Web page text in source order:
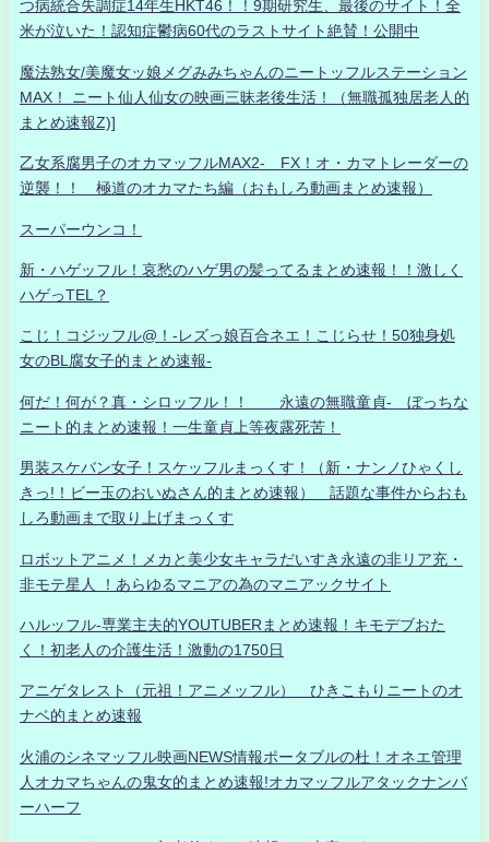
つ病統合失調症14年生HKT46！！9期研究生、最後のサイト！全
米が泣いた！認知症鬱病60代のラストサイト絶賛！公開中
魔法熟女/美魔女ッ娘メグみみちゃんのニートッフルステーション
MAX！ ニート仙人仙女の映画三昧老後生活！（無職孤独居老人的
まとめ速報Z)]
乙女系腐男子のオカマッフルMAX2- FX！オ・カマトレーダーの
逆襲！！ 極道のオカマたち編（おもしろ動画まとめ速報）
スーパーウンコ！
新・ハゲッフル！哀愁のハゲ男の髪ってるまとめ速報！！激しく
ハゲっTEL？
こじ！コジッフル@！-レズっ娘百合ネエ！こじらせ！50独身処
女のBL腐女子的まとめ速報-
何だ！何が？真・シロッフル！！ 永遠の無職童貞- ぼっちな
ニート的まとめ速報！一生童貞上等夜露死苦！
男装スケバン女子！スケッフルまっくす！（新・ナンノひゃくし
きっ!！ビー玉のおいぬさん的まとめ速報） 話題な事件からおも
しろ動画まで取り上げまっくす
ロボットアニメ！メカと美少女キャラだいすき永遠の非リア充・
非モテ星人 ！あらゆるマニアの為のマニアックサイト
ハルッフル-専業主夫的YOUTUBERまとめ速報！キモデブおた
く！初老人の介護生活！激動の1750日
アニゲタレスト（元祖！アニメッフル） ひきこもりニートのオ
ナベ的まとめ速報
火浦のシネマッフル映画NEWS情報ポータブルの杜！オネエ管理
人オカマちゃんの鬼女的まとめ速報!オカマッフルアタックナンバ
ーハーフ